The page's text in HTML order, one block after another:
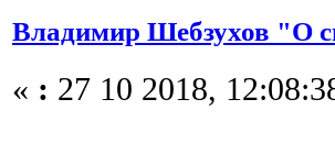
Владимир Шебзухов "О
« : 27 10 2018,